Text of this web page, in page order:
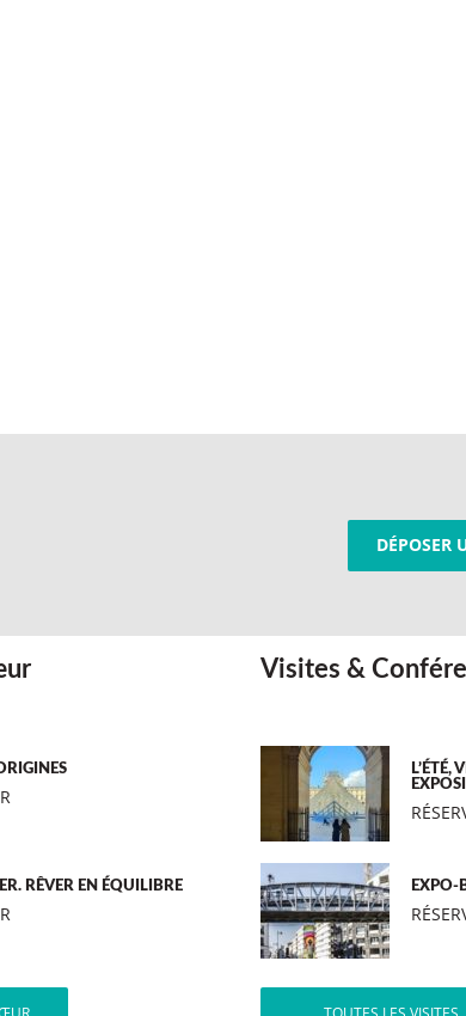
DÉPOSER
RÊVER EN ÉQUILIBRE
Visites &
L’ÉTÉ,
EXPO-